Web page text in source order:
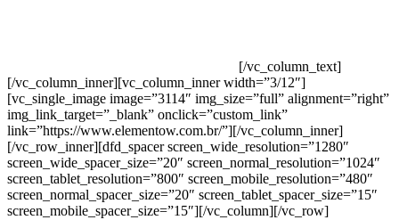
[/vc_column_text]
[/vc_column_inner][vc_column_inner width=”3/12″]
[vc_single_image image=”3114″ img_size=”full” alignment=”right”
img_link_target=”_blank” onclick=”custom_link”
link=”https://www.elementow.com.br/”][/vc_column_inner]
[/vc_row_inner][dfd_spacer screen_wide_resolution=”1280″
screen_wide_spacer_size=”20″ screen_normal_resolution=”1024″
screen_tablet_resolution=”800″ screen_mobile_resolution=”480″
screen_normal_spacer_size=”20″ screen_tablet_spacer_size=”15″
screen_mobile_spacer_size=”15″][/vc_column][/vc_row]